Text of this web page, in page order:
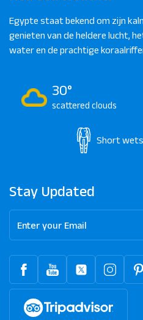
Egypte staat bekend om zijn
genieten van de heldere lucht,
water en de prachtige
30°
scattered clouds
Short
Stay Updated